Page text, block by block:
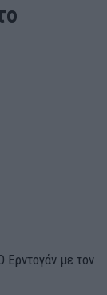
Ερντογάν με τον